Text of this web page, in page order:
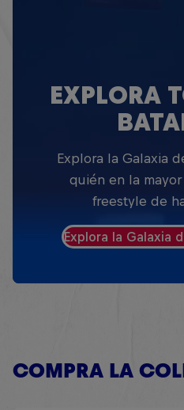
EXPLORA
Explora la Galaxia
quién en la
freestyle de
Explora la Galaxia
COMPRA LA